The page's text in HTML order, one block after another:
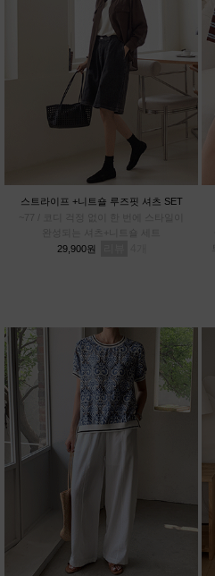
스트라이프 +니트숄 루즈핏 셔츠 SET
~77 / 코디 걱정 없이 한 번에 스타일이
완성되는 셔츠+니트숄 세트
29,900원